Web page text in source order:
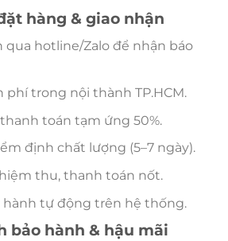
hàng & giao nhận
qua hotline/Zalo để nhận báo
phí trong nội thành TP.HCM.
toán tạm ứng 50%.
định chất lượng (5–7 ngày).
thu, thanh toán nốt.
hành tự động trên hệ thống.
bảo hành & hậu mãi